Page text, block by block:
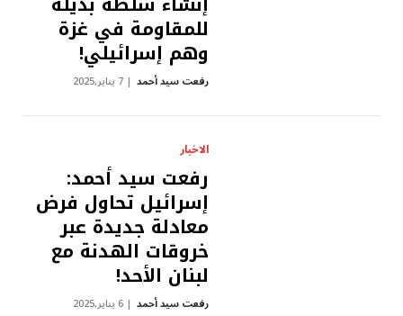
للمقاومة في غزة
وهم إسرائيلي!
رفعت سيد أحمد 7 يناير,2025
الاخبار
رفعت سيد أحمد:
إسرائيل تحاول فرض
معادلة جديدة عبر
خروقات الهدنة مع
لبنان الأحد!
رفعت سيد أحمد 6 يناير,2025